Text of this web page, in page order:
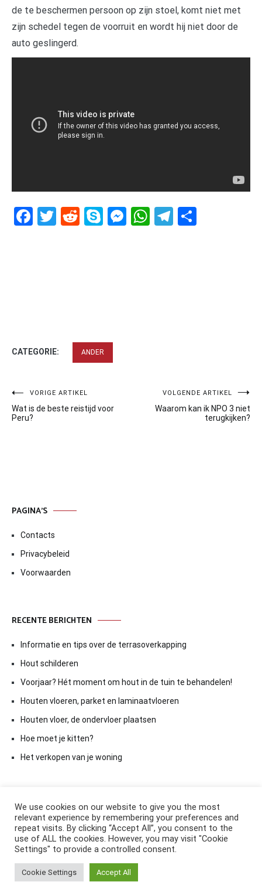
de te beschermen persoon op zijn stoel, komt niet met
zijn schedel tegen de voorruit en wordt hij niet door de
auto geslingerd.
Facebook
Twitter
RedditSkypeMessenger
WhatsApp
Telegram
CATEGORIE: ANDER
Bericht
navigatie
VORIGE ARTIKEL
Wat is de beste reistijd voor
Peru?
VOLGENDE ARTIKEL
Waarom kan ik NPO 3 niet
terugkijken?
PAGINA’S
Contacts
Privacybeleid
Voorwaarden
RECENTE BERICHTEN
Informatie en tips over de terrasoverkapping
Hout schilderen
Voorjaar? Hét moment om hout in de tuin te behandelen!
Houten vloeren, parket en laminaatvloeren
Houten vloer, de ondervloer plaatsen
Hoe moet je kitten?
Het verkopen van je woning
Copyright © 2026ElkAntwoord.com
Cenoteby ThemeGrill. Aangedreven door
We use cookies on our website to give you the most
relevant experience by remembering your preferences and
repeat visits. By clicking “Accept All”, you consent to the
use of ALL the cookies. However, you may visit "Cookie
Settings" to provide a controlled consent.
Cookie Settings Accept All